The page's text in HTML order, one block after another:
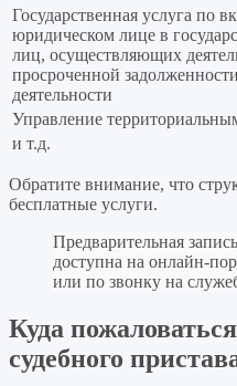
Государственная услуга по
юридическом лице в
лиц, осуществляющих
просроченной
деятельности
Управление
и т.д.
Обратите внимание, что
бесплатные услуги.
Предварительная
доступна на онлайн-
или по звонку на
Куда
судебного